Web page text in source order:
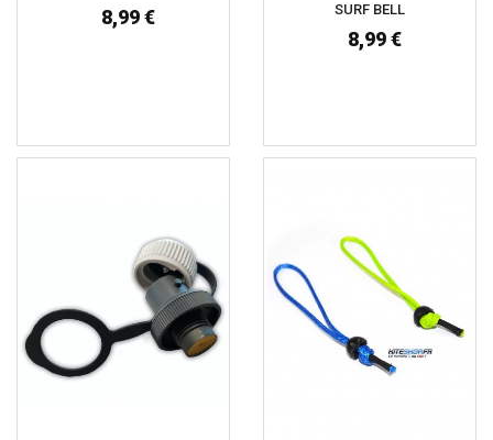
8,99 €
SURF BELL
8,99 €